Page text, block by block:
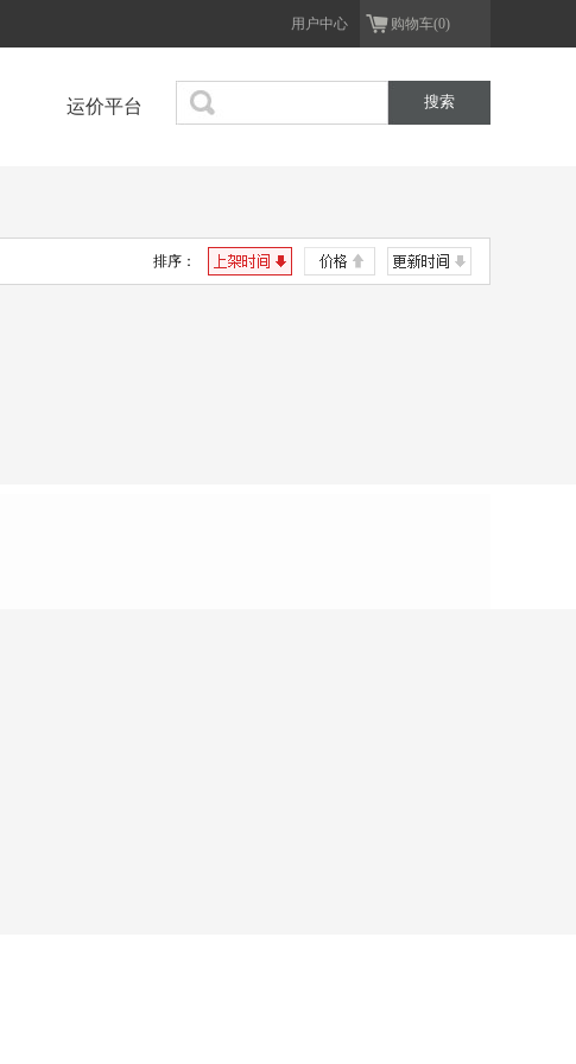
用户中心 购物车(0)
运价平台
排序：